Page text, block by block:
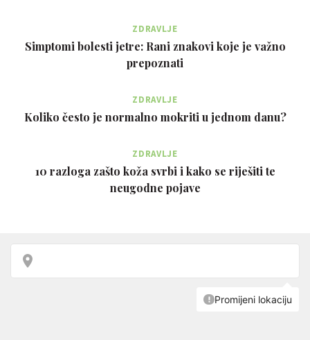
ZDRAVLJE
Simptomi bolesti jetre: Rani znakovi koje je važno
prepoznati
ZDRAVLJE
Koliko često je normalno mokriti u jednom danu?
ZDRAVLJE
10 razloga zašto koža svrbi i kako se riješiti te
neugodne pojave